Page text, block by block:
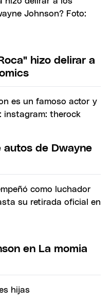
hizo delirar a
autos de Dwayne
en La momia